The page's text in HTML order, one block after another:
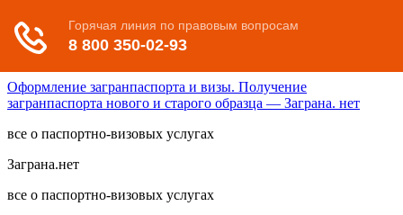
Оформление загранпаспорта и визы. Получение
загранпаспорта нового и старого образца — Заграна. нет
все о паспортно-визовых услугах
Заграна.нет
все о паспортно-визовых услугах